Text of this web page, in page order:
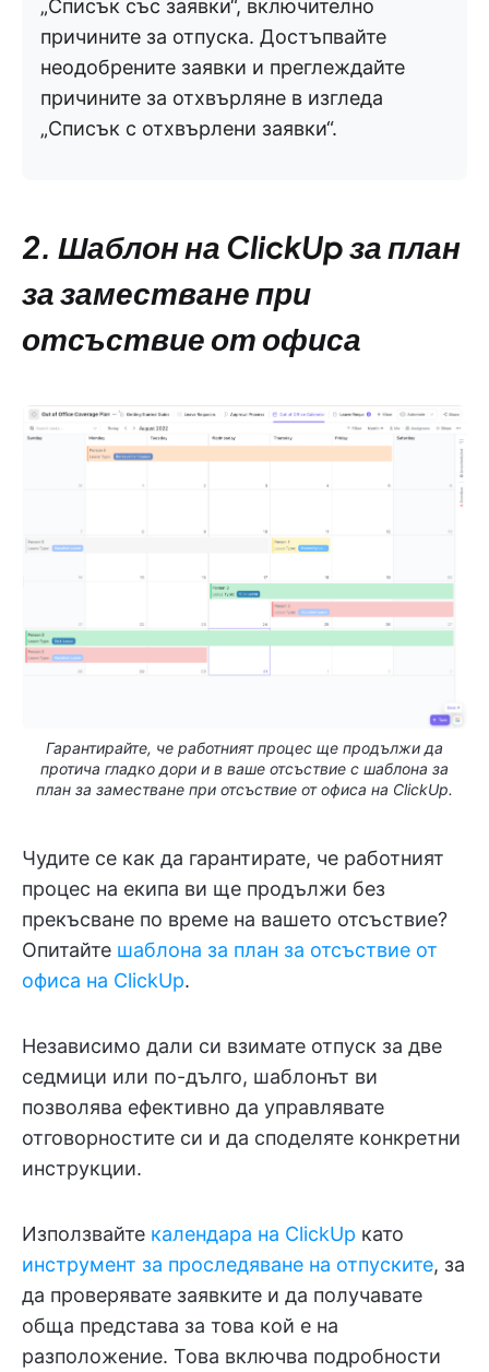
„Списък със заявки“, включително
причините за отпуска. Достъпвайте
неодобрените заявки и преглеждайте
причините за отхвърляне в изгледа
„Списък с отхвърлени заявки“.
2. Шаблон на ClickUp за план
за заместване при
отсъствие от офиса
Гарантирайте, че работният процес ще продължи да
протича гладко дори и в ваше отсъствие с шаблона за
план за заместване при отсъствие от офиса на ClickUp.
Чудите се как да гарантирате, че работният
процес на екипа ви ще продължи без
прекъсване по време на вашето отсъствие?
Опитайте шаблона за план за отсъствие от
офиса на ClickUp.
Независимо дали си взимате отпуск за две
седмици или по-дълго, шаблонът ви
позволява ефективно да управлявате
отговорностите си и да споделяте конкретни
инструкции.
Използвайте календара на ClickUp като
инструмент за проследяване на отпуските, за
да проверявате заявките и да получавате
обща представа за това кой е на
разположение. Това включва подробности